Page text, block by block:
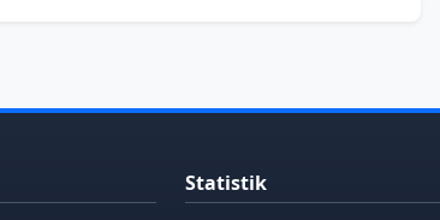
Statistik